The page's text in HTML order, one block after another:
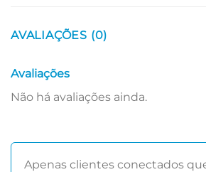
AVALIAÇÕES (0)
Avaliações
Não há avaliações ainda.
Apenas clientes conectados